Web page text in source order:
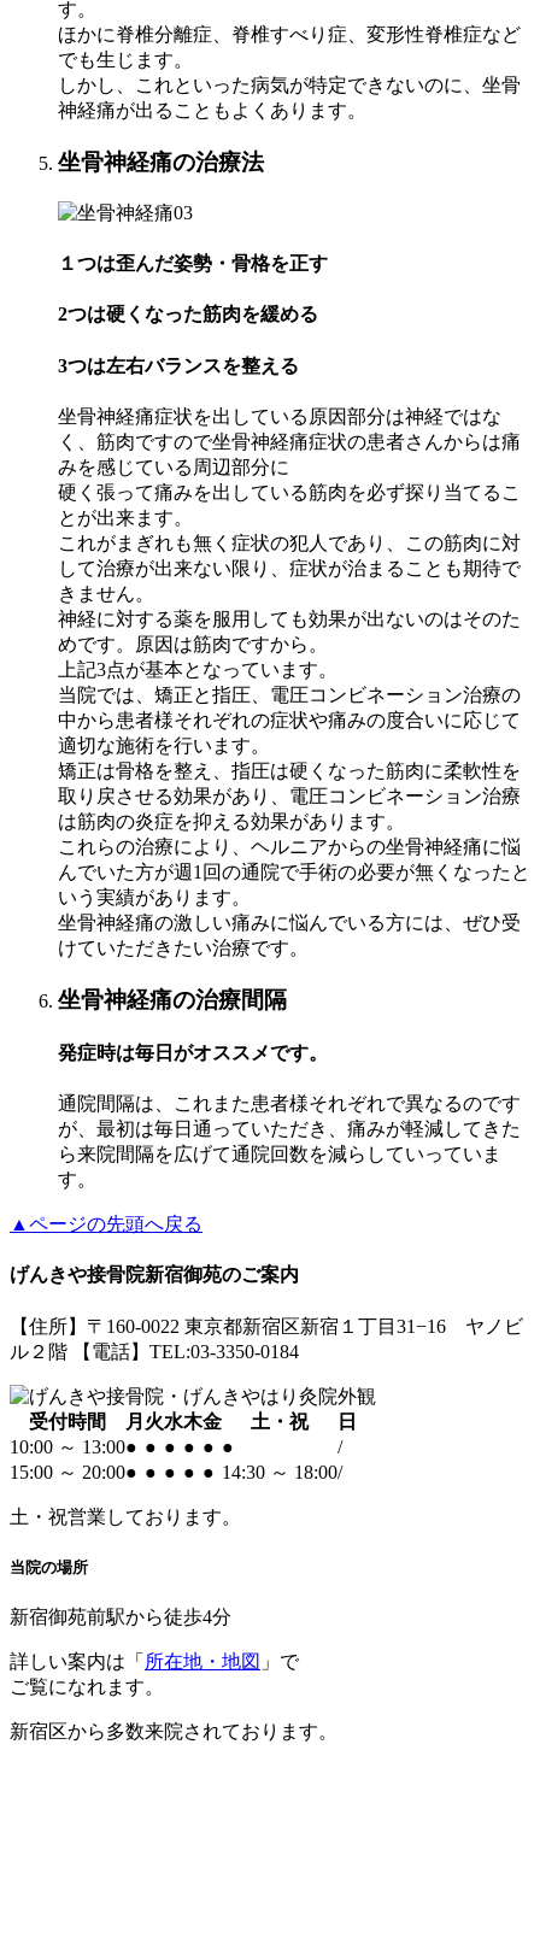
す。
ほかに脊椎分離症、脊椎すべり症、変形性脊椎症など
でも生じます。
しかし、これといった病気が特定できないのに、坐骨
神経痛が出ることもよくあります。
坐骨神経痛の治療法
１つは歪んだ姿勢・骨格を正す
2つは硬くなった筋肉を緩める
3つは左右バランスを整える
坐骨神経痛症状を出している原因部分は神経ではな
く、筋肉ですので坐骨神経痛症状の患者さんからは痛
みを感じている周辺部分に
硬く張って痛みを出している筋肉を必ず探り当てるこ
とが出来ます。
これがまぎれも無く症状の犯人であり、この筋肉に対
して治療が出来ない限り、症状が治まることも期待で
きません。
神経に対する薬を服用しても効果が出ないのはそのた
めです。原因は筋肉ですから。
上記3点が基本となっています。
当院では、矯正と指圧、電圧コンビネーション治療の
中から患者様それぞれの症状や痛みの度合いに応じて
適切な施術を行います。
矯正は骨格を整え、指圧は硬くなった筋肉に柔軟性を
取り戻させる効果があり、電圧コンビネーション治療
は筋肉の炎症を抑える効果があります。
これらの治療により、ヘルニアからの坐骨神経痛に悩
んでいた方が週1回の通院で手術の必要が無くなったと
いう実績があります。
坐骨神経痛の激しい痛みに悩んでいる方には、ぜひ受
けていただきたい治療です。
坐骨神経痛の治療間隔
発症時は毎日がオススメです。
通院間隔は、これまた患者様それぞれで異なるのです
が、最初は毎日通っていただき、痛みが軽減してきた
ら来院間隔を広げて通院回数を減らしていっていま
す。
▲ページの先頭へ戻る
げんきや接骨院新宿御苑のご案内
【住所】〒160-0022 東京都新宿区新宿１丁目31−16 ヤノビ
ル２階 【電話】TEL:03-3350-0184
受付時間 月 火水木金 土・祝
日
10:00 ～ 13:00● ● ● ● ● ●
/
15:00 ～ 20:00● ● ● ● ● 14:30 ～ 18:00/
土・祝営業しております。
当院の場所
新宿御苑前駅から徒歩4分
詳しい案内は「 所在地・地図 」で
ご覧になれます。
新宿区から多数来院されております。